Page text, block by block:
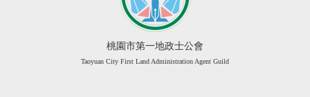
桃園市第一地政士公會
Taoyuan City First Land Administration Agent Guild